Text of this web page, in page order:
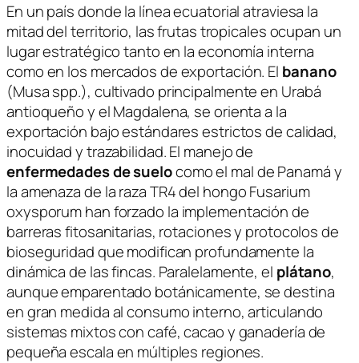
En un país donde la línea ecuatorial atraviesa la
mitad del territorio, las frutas tropicales ocupan un
lugar estratégico tanto en la economía interna
como en los mercados de exportación. El banano
(Musa spp.), cultivado principalmente en Urabá
antioqueño y el Magdalena, se orienta a la
exportación bajo estándares estrictos de calidad,
inocuidad y trazabilidad. El manejo de
enfermedades de suelocomo el mal de Panamá y
la amenaza de la raza TR4 del hongoFusarium
oxysporumhan forzado la implementación de
barreras fitosanitarias, rotaciones y protocolos de
bioseguridad que modifican profundamente la
dinámica de las fincas. Paralelamente, el plátano,
aunque emparentado botánicamente, se destina
en gran medida al consumo interno, articulando
sistemas mixtos con café, cacao y ganadería de
pequeña escala en múltiples regiones.